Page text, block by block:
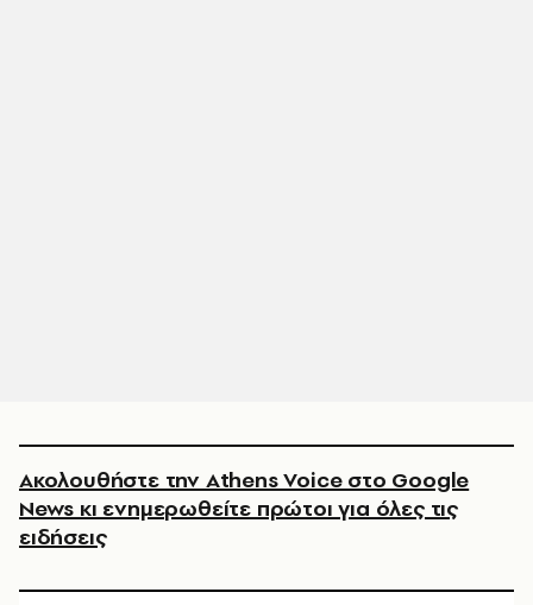
Ακολουθήστε την Athens Voice στο Google
News κι ενημερωθείτε πρώτοι για όλες τις
ειδήσεις